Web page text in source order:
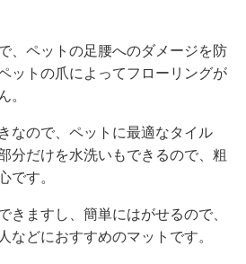
、ペットの足腰へのダメージを防
ットの爪によってフローリングが
。
なので、ペットに最適なタイル
分だけを水洗いもできるので、粗
です。
きますし、簡単にはがせるので、
などにおすすめのマットです。